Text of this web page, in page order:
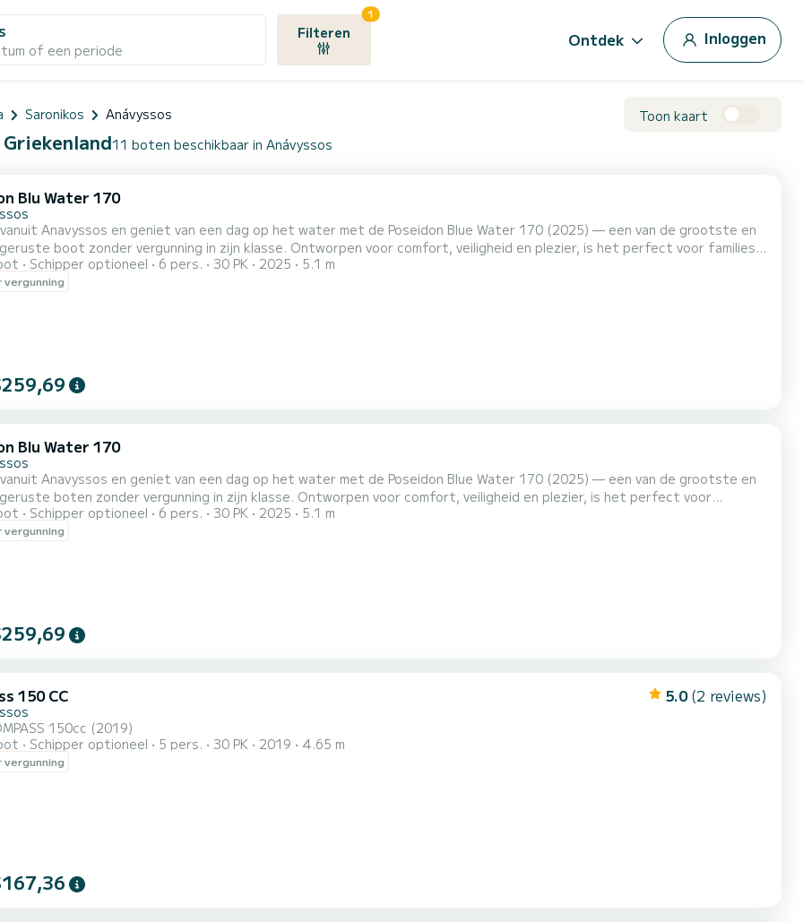
of een periode
Filteren
1
Ontdek Inloggen
Saronikos Anávyssos Toon kaart
11 boten beschikbaar in Anávyssos
Blu Water 170
Anavyssos en geniet van een dag op het water met de Poseidon Blue Water 170 (2025) — een van de grootste en
boot zonder vergunning in zijn klasse. Ontworpen voor comfort, veiligheid en plezier, is het perfect voor families,
kleine groepen vrienden tot 5-6 personen die verborgen baaien en kristalhelder water willen ontdekken.
5,1m lengte × 2,17m breedte — stabiel en ruim Motor:
Schipper optioneel 6 pers. 30 PK 2025 5.1 m
vergunning
Blu Water 170
Anavyssos en geniet van een dag op het water met de Poseidon Blue Water 170 (2025) — een van de grootste en
boten zonder vergunning in zijn klasse. Ontworpen voor comfort, veiligheid en plezier, is het perfect voor
stelletjes of kleine groepen vrienden tot 5–6 personen die verborgen baaien en kristalhelder water willen ontdekken.
5,1m lengte × 2,17m breedte — stabiel en ruim Motor:
Schipper optioneel 6 pers. 30 PK 2025 5.1 m
vergunning
150 CC 5.0 (2 reviews)
150cc (2019)
Schipper optioneel 5 pers. 30 PK 2019 4.65 m
vergunning